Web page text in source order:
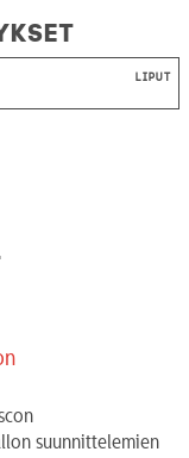
Liput
suunnittelemien